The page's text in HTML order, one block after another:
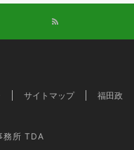
サイトマップ
福田政
務所 TDA